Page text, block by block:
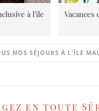
à l'île
Vacances
NOS SÉJOURS À L'ÎLE
en toute